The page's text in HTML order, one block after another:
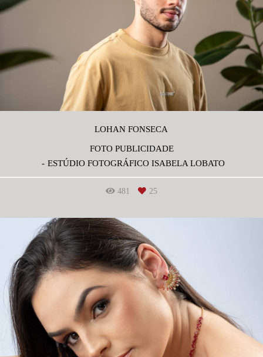
LOHAN FONSECA
FOTO PUBLICIDADE
ESTÚDIO FOTOGRÁFICO ISABELA LOBATO
481 25